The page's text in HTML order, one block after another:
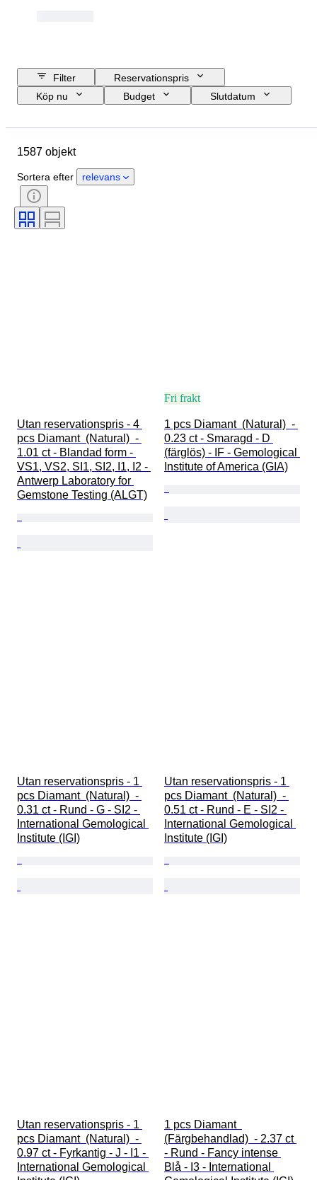
Filter
Reservationspris
Köp nu
Budget
Slutdatum
Diamantvikt
Diamanttyp
Symmetri
Fluorescens
Slipningsgrad
Fancy-färgintensitet
1587 objekt
Sortera efter relevans
Utan reservationspris - 4
pcs Diamant  (Natural)  -
1.01 ct - Blandad form -
VS1, VS2, SI1, SI2, I1, I2 -
Antwerp Laboratory for
Gemstone Testing (ALGT)
Fri frakt
1 pcs Diamant  (Natural)  -
0.23 ct - Smaragd - D
(färglös) - IF - Gemological
Institute of America (GIA)
Utan reservationspris - 1
pcs Diamant  (Natural)  -
0.31 ct - Rund - G - SI2 -
International Gemological
Institute (IGI)
Utan reservationspris - 1
pcs Diamant  (Natural)  -
0.51 ct - Rund - E - SI2 -
International Gemological
Institute (IGI)
Utan reservationspris - 1
pcs Diamant  (Natural)  -
0.97 ct - Fyrkantig - J - I1 -
International Gemological
1 pcs Diamant
(Färgbehandlad)  - 2.37 ct
- Rund - Fancy intense
Blå - I3 - International